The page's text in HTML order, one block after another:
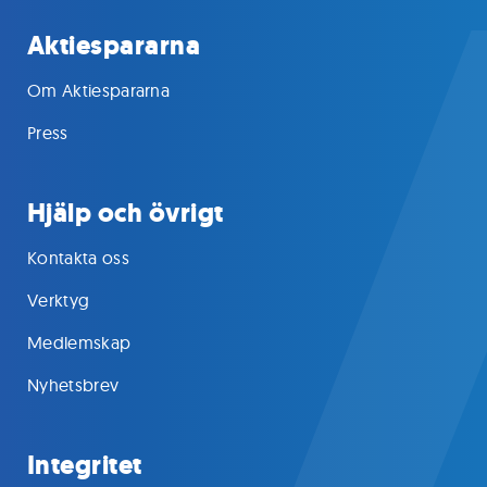
Aktiespararna
Om Aktiespararna
Press
Hjälp och övrigt
Kontakta oss
Verktyg
Medlemskap
Nyhetsbrev
Integritet